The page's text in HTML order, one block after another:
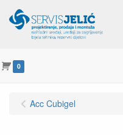
0
Acc Cubigel